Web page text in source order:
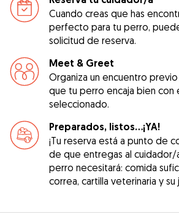
Cuando creas que has
perfecto para tu perro,
solicitud de reserva.
Meet & Greet
Organiza un encuentro
que tu perro encaja bien con
seleccionado.
Preparados, listos...¡YA!
¡Tu reserva está a punto de
de que entregas al
perro necesitará: comida
correa, cartilla veterinaria y